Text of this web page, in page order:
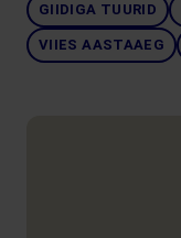
GIIDIGA TUURID
VIIES AASTAAEG